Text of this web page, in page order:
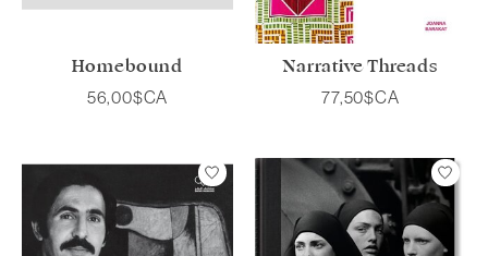
Homebound
56,00$CA
Narrative Threads
77,50$CA